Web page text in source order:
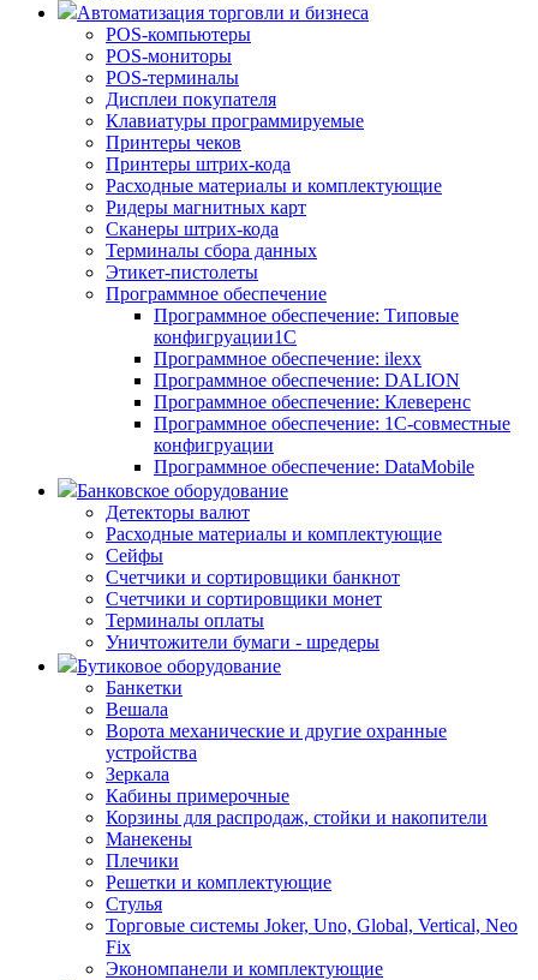
Автоматизация торговли и бизнеса
POS-компьютеры
POS-мониторы
POS-терминалы
Дисплеи покупателя
Клавиатуры программируемые
Принтеры чеков
Принтеры штрих-кода
Расходные материалы и комплектующие
Ридеры магнитных карт
Сканеры штрих-кода
Терминалы сбора данных
Этикет-пистолеты
Программное обеспечение
Программное обеспечение: Типовые
конфигруации1С
Программное обеспечение: ilexx
Программное обеспечение: DALION
Программное обеспечение: Клеверенс
Программное обеспечение: 1С-совместные
конфигруации
Программное обеспечение: DataMobile
Банковское оборудование
Детекторы валют
Расходные материалы и комплектующие
Сейфы
Счетчики и сортировщики банкнот
Счетчики и сортировщики монет
Терминалы оплаты
Уничтожители бумаги - шредеры
Бутиковое оборудование
Банкетки
Вешала
Ворота механические и другие охранные
устройства
Зеркала
Кабины примерочные
Корзины для распродаж, стойки и накопители
Манекены
Плечики
Решетки и комплектующие
Стулья
Торговые системы Joker, Uno, Global, Vertical, Neo
Fix
Экономпанели и комплектующие